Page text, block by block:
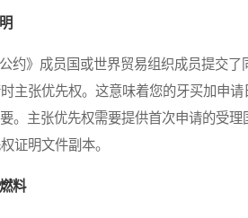
》成员国或世界贸易组织成员提交了
主张优先权。这意味着您的牙买加申
。主张优先权需要提供首次申请的受
证明文件副本。
料